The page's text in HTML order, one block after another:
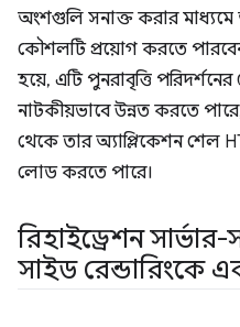
অংশগুলি সনাক্ত করার
কৌশলটি প্রয়োগ করতে
হয়ে, এটি পুনরাবৃত্তি
নাটকীয়ভাবে উন্নত করতে
থেকে তার অ্যাপ্লিকেশন শেল
লোড করতে পারে।
রিহাইড্রেশন
সাইড রেন্ডারিংকে